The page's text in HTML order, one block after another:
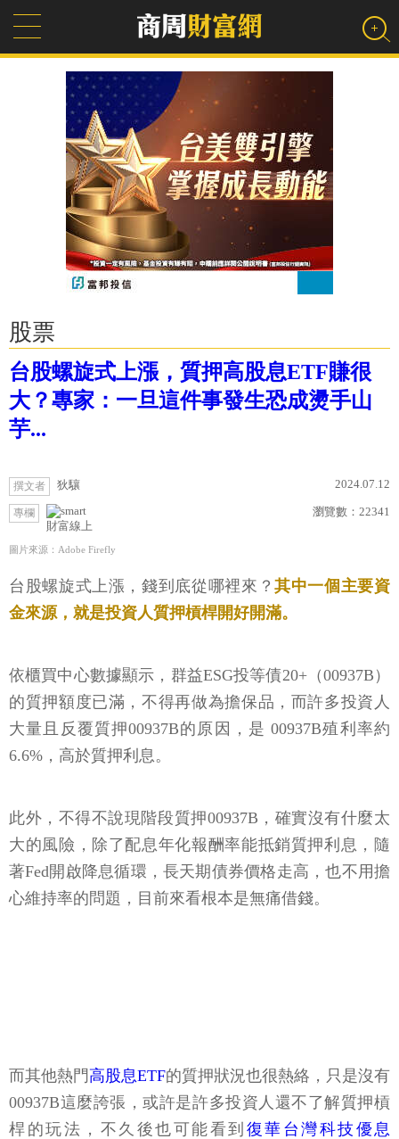
股票
台股螺旋式上漲，質押高股息ETF賺很
大？專家：一旦這件事發生恐成燙手山
芋...
撰文者 狄驤 2024.07.12
專欄
財富線上
瀏覽數： 22341
圖片來源：Adobe Firefly
台股螺旋式上漲，錢到底從哪裡來？其中一個主要資
金來源，就是投資人質押槓桿開好開滿。
依櫃買中心數據顯示，群益ESG投等債20+（00937B）
的質押額度已滿，不得再做為擔保品，而許多投資人
大量且反覆質押00937B的原因，是 00937B殖利率約
6.6%，高於質押利息。
此外，不得不說現階段質押00937B，確實沒有什麼太
大的風險，除了配息年化報酬率能抵銷質押利息，隨
著Fed開啟降息循環，長天期債券價格走高，也不用擔
心維持率的問題，目前來看根本是無痛借錢。
而其他熱門高股息ETF的質押狀況也很熱絡，只是沒有
00937B這麼誇張，或許是許多投資人還不了解質押槓
桿的玩法，不久後也可能看到 復華台灣科技優息